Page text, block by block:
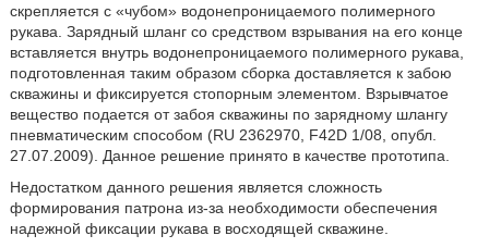
скрепляется с «чубом» водонепроницаемого полимерного
рукава. Зарядный шланг со средством взрывания на его конце
вставляется внутрь водонепроницаемого полимерного рукава,
подготовленная таким образом сборка доставляется к забою
скважины и фиксируется стопорным элементом. Взрывчатое
вещество подается от забоя скважины по зарядному шлангу
пневматическим способом (RU 2362970, F42D 1/08, опубл.
27.07.2009). Данное решение принято в качестве прототипа.
Недостатком данного решения является сложность
формирования патрона из-за необходимости обеспечения
надежной фиксации рукава в восходящей скважине.